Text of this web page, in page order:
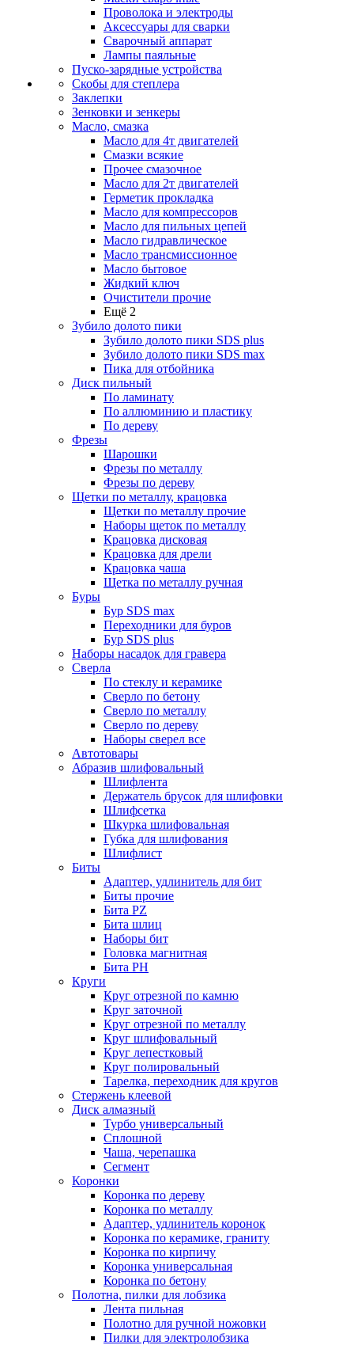
Проволока и электроды
Аксессуары для сварки
Сварочный аппарат
Лампы паяльные
Пуско-зарядные устройства
Скобы для степлера
Заклепки
Зенковки и зенкеры
Масло, смазка
Масло для 4т двигателей
Смазки всякие
Прочее смазочное
Масло для 2т двигателей
Герметик прокладка
Масло для компрессоров
Масло для пильных цепей
Масло гидравлическое
Масло трансмиссионное
Масло бытовое
Жидкий ключ
Очистители прочие
Ещё 2
Зубило долото пики
Зубило долото пики SDS plus
Зубило долото пики SDS max
Пика для отбойника
Диск пильный
По ламинату
По аллюминию и пластику
По дереву
Фрезы
Шарошки
Фрезы по металлу
Фрезы по дереву
Щетки по металлу, крацовка
Щетки по металлу прочие
Наборы щеток по металлу
Крацовка дисковая
Крацовка для дрели
Крацовка чаша
Щетка по металлу ручная
Буры
Бур SDS max
Переходники для буров
Бур SDS plus
Наборы насадок для гравера
Сверла
По стеклу и керамике
Сверло по бетону
Сверло по металлу
Сверло по дереву
Наборы сверел все
Автотовары
Абразив шлифовальный
Шлифлента
Держатель брусок для шлифовки
Шлифсетка
Шкурка шлифовальная
Губка для шлифования
Шлифлист
Биты
Адаптер, удлинитель для бит
Биты прочие
Бита PZ
Бита шлиц
Наборы бит
Головка магнитная
Бита PH
Круги
Круг отрезной по камню
Круг заточной
Круг отрезной по металлу
Круг шлифовальный
Круг лепестковый
Круг полировальный
Тарелка, переходник для кругов
Стержень клеевой
Диск алмазный
Турбо универсальный
Сплошной
Чаша, черепашка
Сегмент
Коронки
Коронка по дереву
Коронка по металлу
Адаптер, удлинитель коронок
Коронка по керамике, граниту
Коронка по кирпичу
Коронка универсальная
Коронка по бетону
Полотна, пилки для лобзика
Лента пильная
Полотно для ручной ножовки
Пилки для электролобзика